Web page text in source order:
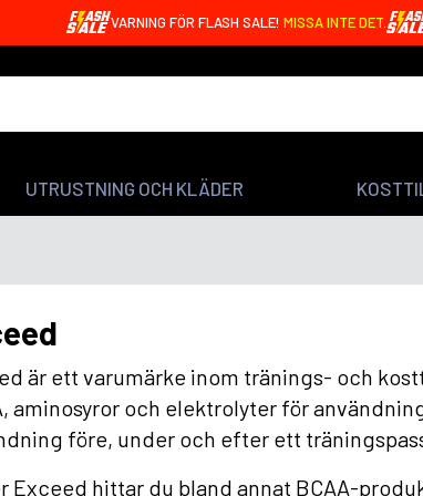
VARNING FÖR FLASH SALE! MISSA INTE DET.
UTRUSTNING OCH KLÄDER
är ett varumärke inom tränings- och
aminosyror och elektrolyter för
före, under och efter ett
Exceed hittar du bland annat BCAA-